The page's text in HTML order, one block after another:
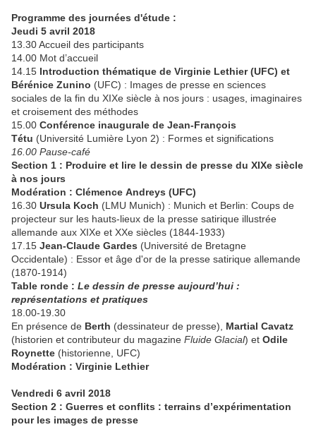
Programme des journées d'étude :
Jeudi 5 avril 2018
13.30 Accueil des participants
14.00 Mot d’accueil
14.15 Introduction thématique de Virginie Lethier (UFC) et
Bérénice Zunino (UFC) : Images de presse en sciences
sociales de la fin du XIXe siècle à nos jours : usages, imaginaires
et croisement des méthodes
15.00 Conférence inaugurale de Jean-François
Tétu (Université Lumière Lyon 2) : Formes et significations
16.00 Pause-café
Section 1 : Produire et lire le dessin de presse du XIXe siècle
à nos jours
Modération : Clémence Andreys (UFC)
16.30 Ursula Koch (LMU Munich) : Munich et Berlin: Coups de
projecteur sur les hauts-lieux de la presse satirique illustrée
allemande aux XIXe et XXe siècles (1844-1933)
17.15 Jean-Claude Gardes (Université de Bretagne
Occidentale) : Essor et âge d'or de la presse satirique allemande
(1870-1914)
Table ronde : Le dessin de presse aujourd’hui :
représentations et pratiques
18.00-19.30
En présence de Berth (dessinateur de presse), Martial Cavatz
(historien et contributeur du magazine Fluide Glacial) et Odile
Roynette (historienne, UFC)
Modération : Virginie Lethier
Vendredi 6 avril 2018
Section 2 : Guerres et conflits : terrains d’expérimentation
pour les images de presse